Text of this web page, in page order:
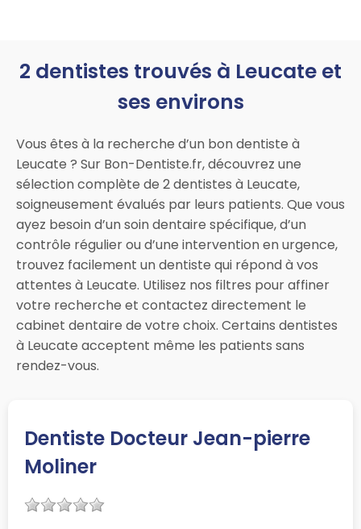
2 dentistes trouvés à Leucate et
ses environs
Vous êtes à la recherche d’un bon dentiste à
Leucate ? Sur Bon-Dentiste.fr, découvrez une
sélection complète de 2 dentistes à Leucate,
soigneusement évalués par leurs patients. Que vous
ayez besoin d’un soin dentaire spécifique, d’un
contrôle régulier ou d’une intervention en urgence,
trouvez facilement un dentiste qui répond à vos
attentes à Leucate. Utilisez nos filtres pour affiner
votre recherche et contactez directement le
cabinet dentaire de votre choix. Certains dentistes
à Leucate acceptent même les patients sans
rendez-vous.
Dentiste Docteur Jean-pierre
Moliner